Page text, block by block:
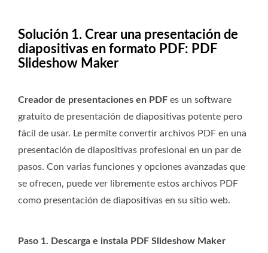
Solución 1. Crear una presentación de
diapositivas en formato PDF: PDF
Slideshow Maker
Creador de presentaciones en PDF es un software
gratuito de presentación de diapositivas potente pero
fácil de usar. Le permite convertir archivos PDF en una
presentación de diapositivas profesional en un par de
pasos. Con varias funciones y opciones avanzadas que
se ofrecen, puede ver libremente estos archivos PDF
como presentación de diapositivas en su sitio web.
Paso 1. Descarga e instala PDF Slideshow Maker